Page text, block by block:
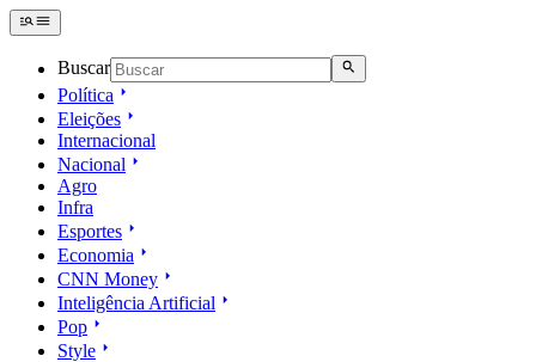
Buscar
Política
Eleições
Internacional
Nacional
Agro
Infra
Esportes
Economia
CNN Money
Inteligência Artificial
Pop
Style